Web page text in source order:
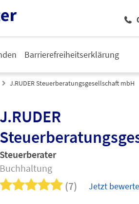
Barrierefreiheitserklärung
J.RUDER Steuerberatungsgesellschaft mbH
J.RUDER
Steuerberater
Buchhaltung
(7) Jetzt